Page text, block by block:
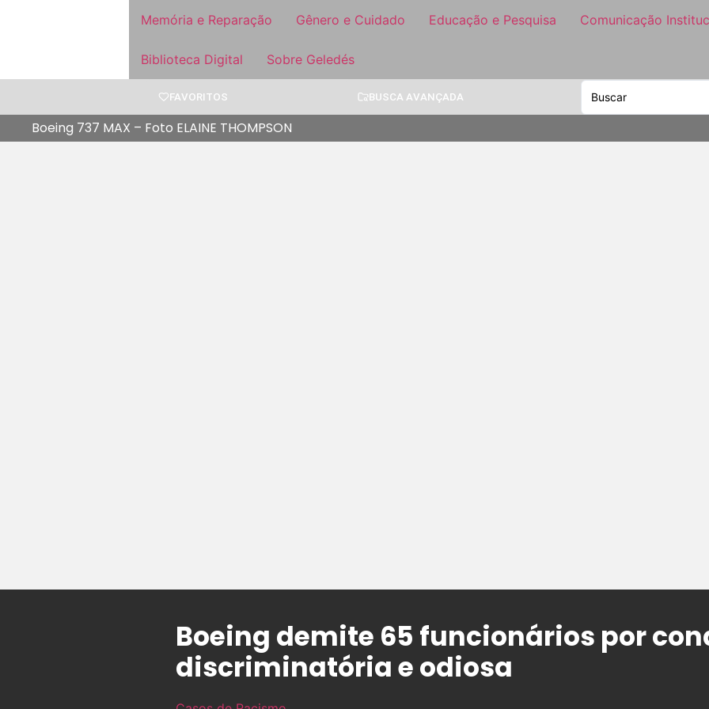
Memória e Reparação Gênero e Cuidado Educação e Pesquisa Comunicação
Biblioteca Digital Sobre Geledés
FAVORITOS BUSCA AVANÇADA
Boeing 737 MAX – Foto ELAINE THOMPSON
Boeing demite 65 funcionários por
discriminatória e odiosa